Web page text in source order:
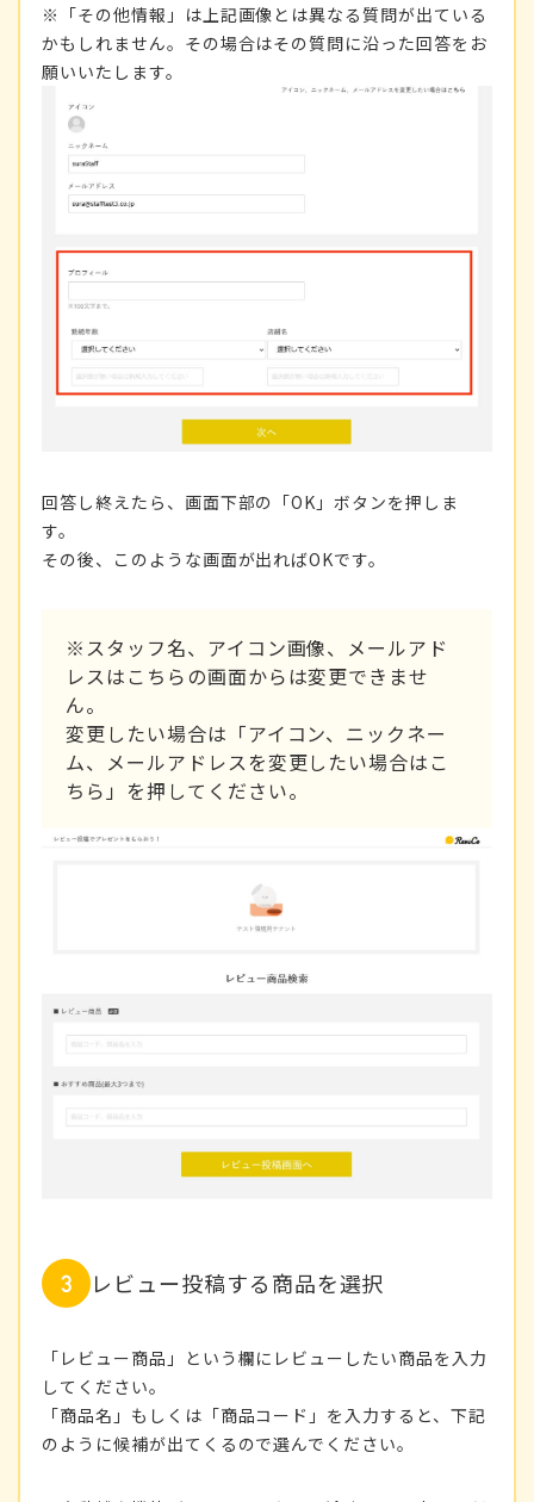
※「その他情報」は上記画像とは異なる質問が出ている
かもしれません。その場合はその質問に沿った回答をお
願いいたします。
回答し終えたら、画面下部の「OK」ボタンを押しま
す。
その後、このような画面が出ればOKです。
※スタッフ名、アイコン画像、メールアド
レスはこちらの画面からは変更できませ
ん。
変更したい場合は「アイコン、ニックネー
ム、メールアドレスを変更したい場合はこ
ちら」を押してください。
レビュー投稿する商品を選択
「レビュー商品」という欄にレビューしたい商品を入力
してください。
「商品名」もしくは「商品コード」を入力すると、下記
のように候補が出てくるので選んでください。